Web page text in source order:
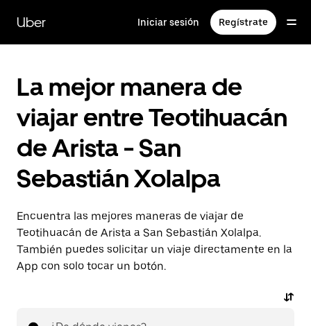
contenido
principal
Uber Iniciar sesión Regístrate
La mejor manera de
viajar entre Teotihuacán
de Arista - San
Sebastián Xolalpa
Encuentra las mejores maneras de viajar de
Teotihuacán de Arista a San Sebastián Xolalpa.
También puedes solicitar un viaje directamente en la
App con solo tocar un botón.